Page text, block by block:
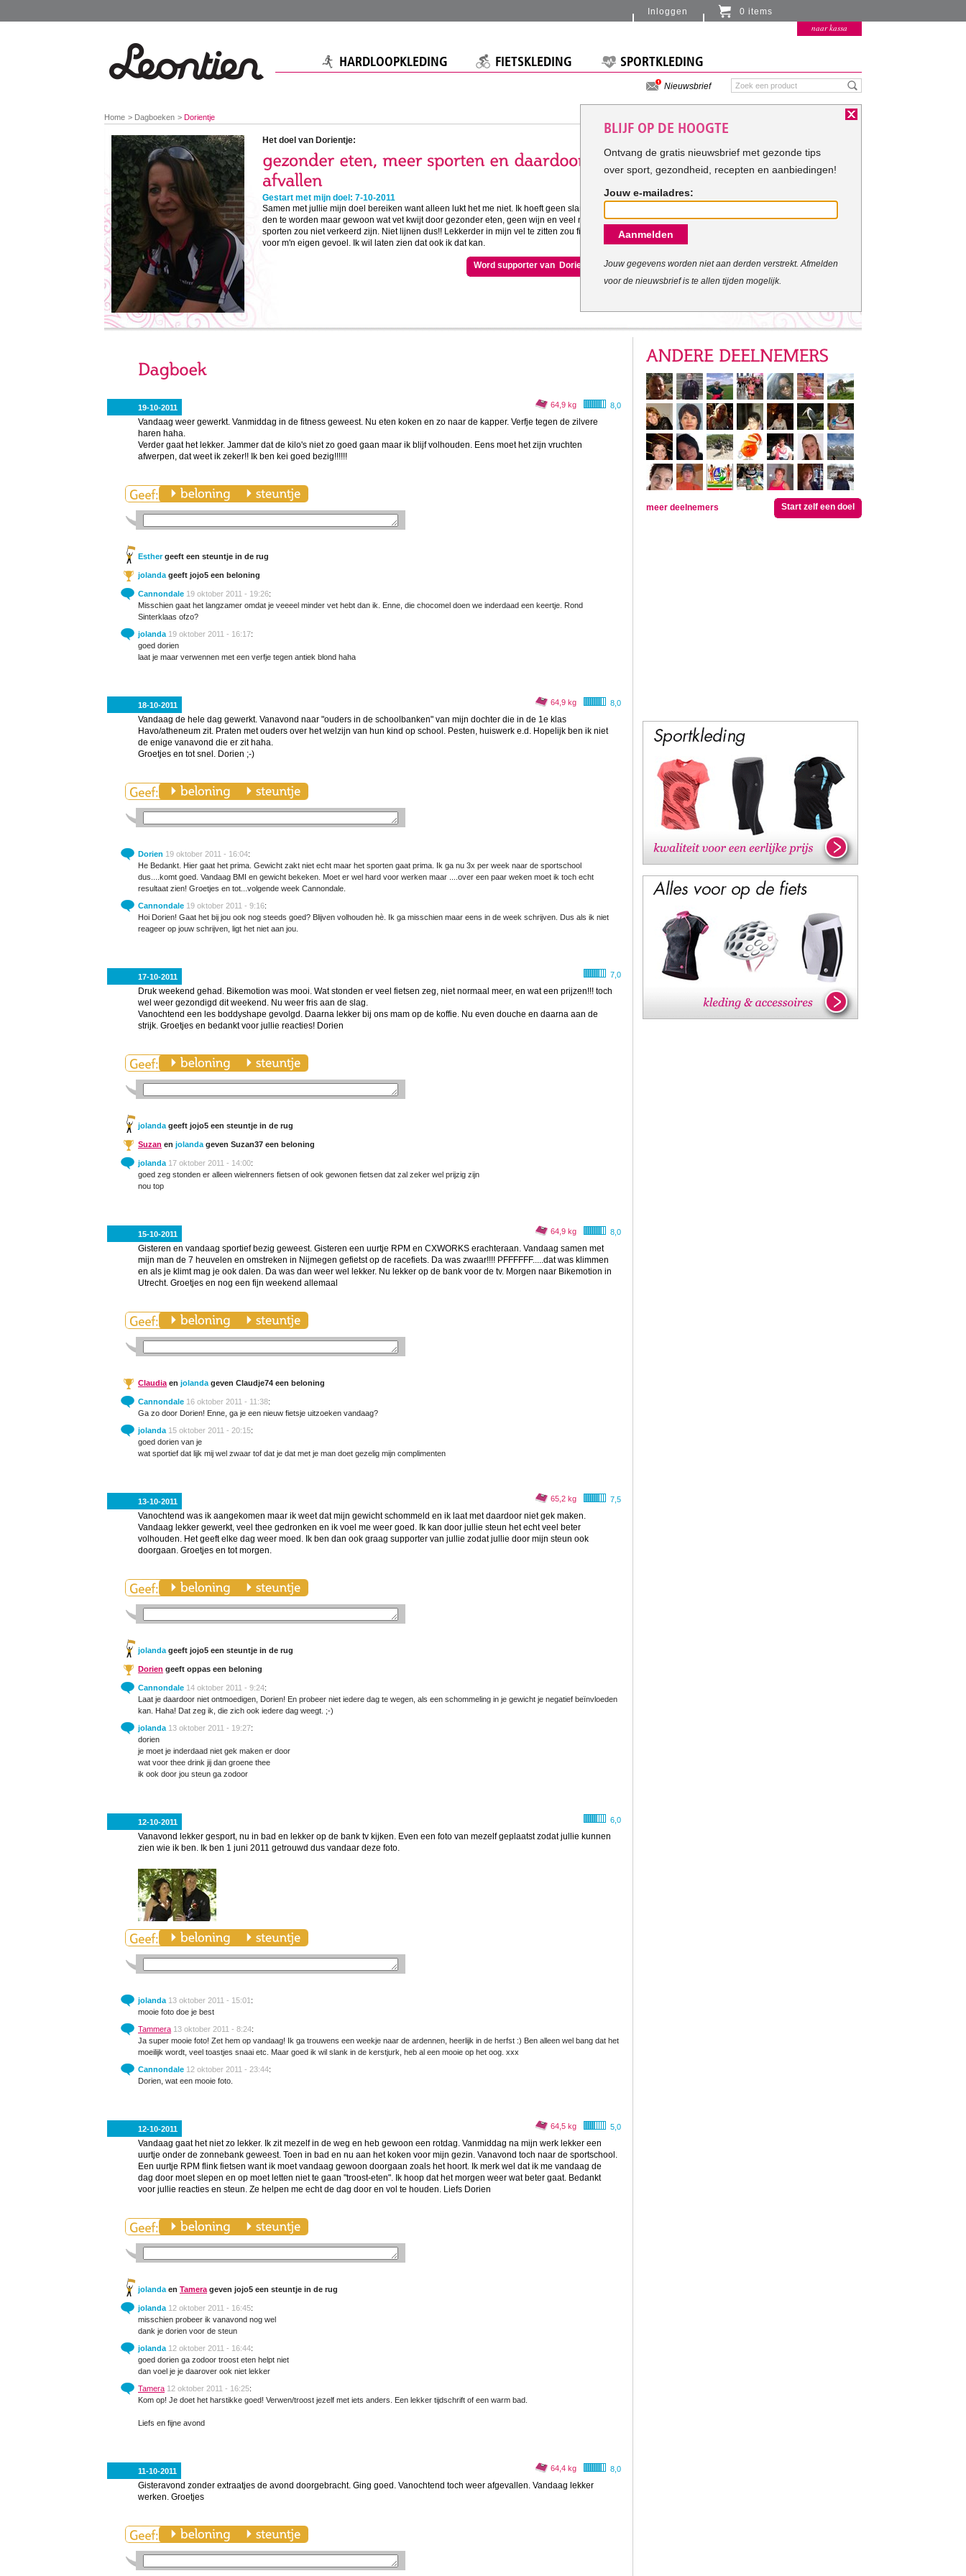
You
are
here:
Home Dagboeken Dorientje
Het doel van Dorientje:
Gestart met mijn doel: 7-10-2011
Samen met jullie mijn doel bereiken want alleen lukt het me niet. Ik hoeft geen slanke
den te worden maar gewoon wat vet kwijt door gezonder eten, geen wijn en veel meer
sporten zou niet verkeerd zijn. Niet lijnen dus!! Lekkerder in mijn vel te zitten zou fijn zijn
voor m'n eigen gevoel. Ik wil laten zien dat ook ik dat kan.
Word supporter van Dorientje
19-10-2011 8,0
64,9 kg
Vandaag weer gewerkt. Vanmiddag in de fitness geweest. Nu eten koken en zo naar de kapper. Verfje tegen de zilvere
haren haha.
Verder gaat het lekker. Jammer dat de kilo's niet zo goed gaan maar ik blijf volhouden. Eens moet het zijn vruchten
afwerpen, dat weet ik zeker!! Ik ben kei goed bezig!!!!!!
Esthergeeft een steuntje in de rug
jolanda geeft jojo5 een beloning
Cannondale 19 oktober 2011 - 19:26:
Misschien gaat het langzamer omdat je veeeel minder vet hebt dan ik. Enne, die chocomel doen we inderdaad een keertje. Rond
Sinterklaas ofzo?
jolanda 19 oktober 2011 - 16:17:
goed dorien
laat je maar verwennen met een verfje tegen antiek blond haha
18-10-2011 8,0
64,9 kg
Vandaag de hele dag gewerkt. Vanavond naar "ouders in de schoolbanken" van mijn dochter die in de 1e klas
Havo/atheneum zit. Praten met ouders over het welzijn van hun kind op school. Pesten, huiswerk e.d. Hopelijk ben ik niet
de enige vanavond die er zit haha.
Groetjes en tot snel. Dorien ;-)
Dorien 19 oktober 2011 - 16:04:
He Bedankt. Hier gaat het prima. Gewicht zakt niet echt maar het sporten gaat prima. Ik ga nu 3x per week naar de sportschool
dus....komt goed. Vandaag BMI en gewicht bekeken. Moet er wel hard voor werken maar ....over een paar weken moet ik toch echt
resultaat zien! Groetjes en tot...volgende week Cannondale.
Cannondale 19 oktober 2011 - 9:16:
Hoi Dorien! Gaat het bij jou ook nog steeds goed? Blijven volhouden hè. Ik ga misschien maar eens in de week schrijven. Dus als ik niet
reageer op jouw schrijven, ligt het niet aan jou.
17-10-2011 7,0
Druk weekend gehad. Bikemotion was mooi. Wat stonden er veel fietsen zeg, niet normaal meer, en wat een prijzen!!! toch
wel weer gezondigd dit weekend. Nu weer fris aan de slag.
Vanochtend een les boddyshape gevolgd. Daarna lekker bij ons mam op de koffie. Nu even douche en daarna aan de
strijk. Groetjes en bedankt voor jullie reacties! Dorien
jolanda geeft jojo5 een steuntje in de rug
Suzan en jolanda geven Suzan37 een beloning
jolanda 17 oktober 2011 - 14:00:
goed zeg stonden er alleen wielrenners fietsen of ook gewonen fietsen dat zal zeker wel prijzig zijn
nou top
15-10-2011 8,0
64,9 kg
Gisteren en vandaag sportief bezig geweest. Gisteren een uurtje RPM en CXWORKS erachteraan. Vandaag samen met
mijn man de 7 heuvelen en omstreken in Nijmegen gefietst op de racefiets. Da was zwaar!!!! PFFFFFF.....dat was klimmen
en als je klimt mag je ook dalen. Da was dan weer wel lekker. Nu lekker op de bank voor de tv. Morgen naar Bikemotion in
Utrecht. Groetjes en nog een fijn weekend allemaal
Claudia en jolanda geven Claudje74 een beloning
Cannondale 16 oktober 2011 - 11:38:
Ga zo door Dorien! Enne, ga je een nieuw fietsje uitzoeken vandaag?
jolanda 15 oktober 2011 - 20:15:
goed dorien van je
wat sportief dat lijk mij wel zwaar tof dat je dat met je man doet gezelig mijn complimenten
13-10-2011 7,5
65,2 kg
Vanochtend was ik aangekomen maar ik weet dat mijn gewicht schommeld en ik laat met daardoor niet gek maken.
Vandaag lekker gewerkt, veel thee gedronken en ik voel me weer goed. Ik kan door jullie steun het echt veel beter
volhouden. Het geeft elke dag weer moed. Ik ben dan ook graag supporter van jullie zodat jullie door mijn steun ook
doorgaan. Groetjes en tot morgen.
jolanda geeft jojo5 een steuntje in de rug
Dorien geeft oppas een beloning
Cannondale 14 oktober 2011 - 9:24:
Laat je daardoor niet ontmoedigen, Dorien! En probeer niet iedere dag te wegen, als een schommeling in je gewicht je negatief beïnvloeden
kan. Haha! Dat zeg ik, die zich ook iedere dag weegt. ;-)
jolanda 13 oktober 2011 - 19:27:
dorien
je moet je inderdaad niet gek maken er door
wat voor thee drink jij dan groene thee
ik ook door jou steun ga zodoor
12-10-2011 6,0
Vanavond lekker gesport, nu in bad en lekker op de bank tv kijken. Even een foto van mezelf geplaatst zodat jullie kunnen
zien wie ik ben. Ik ben 1 juni 2011 getrouwd dus vandaar deze foto.
jolanda 13 oktober 2011 - 15:01 :
mooie foto doe je best
Tammera 13 oktober 2011 - 8:24:
Ja super mooie foto! Zet hem op vandaag! Ik ga trouwens een weekje naar de ardennen, heerlijk in de herfst :) Ben alleen wel bang dat het
moeilijk wordt, veel toastjes snaai etc. Maar goed ik wil slank in de kerstjurk, heb al een mooie op het oog. xxx
Cannondale 12 oktober 2011 - 23:44:
Dorien, wat een mooie foto.
12-10-2011 5,0
64,5 kg
Vandaag gaat het niet zo lekker. Ik zit mezelf in de weg en heb gewoon een rotdag. Vanmiddag na mijn werk lekker een
uurtje onder de zonnebank geweest. Toen in bad en nu aan het koken voor mijn gezin. Vanavond toch naar de sportschool.
Een uurtje RPM flink fietsen want ik moet vandaag gewoon doorgaan zoals het hoort. Ik merk wel dat ik me vandaag de
dag door moet slepen en op moet letten niet te gaan "troost-eten". Ik hoop dat het morgen weer wat beter gaat. Bedankt
voor jullie reacties en steun. Ze helpen me echt de dag door en vol te houden. Liefs Dorien
jolanda en Tamera geven jojo5 een steuntje in de rug
jolanda 12 oktober 2011 - 16:45:
misschien probeer ik vanavond nog wel
dank je dorien voor de steun
jolanda 12 oktober 2011 - 16:44:
goed dorien ga zodoor troost eten helpt niet
dan voel je je daarover ook niet lekker
Tamera 12 oktober 2011 - 16:25:
Kom op! Je doet het harstikke goed! Verwen/troost jezelf met iets anders. Een lekker tijdschrift of een warm bad.
Liefs en fijne avond
11-10-2011 8,0
64,4 kg
Gisteravond zonder extraatjes de avond doorgebracht. Ging goed. Vanochtend toch weer afgevallen. Vandaag lekker
werken. Groetjes
meer deelnemers Start zelf een doel
HARDLOOPKLEDING FIETSKLEDING SPORTKLEDING
Nieuwsbrief
Inloggen 0 items
Er zitten momenteel geen artikelen in de
naar kassa
BLIJF OP DE HOOGTE
Ontvang de gratis nieuwsbrief met gezonde tips
over sport, gezondheid, recepten en aanbiedingen!
Jouw e-mailadres:
Aanmelden
Jouw gegevens worden niet aan derden verstrekt. Afmelden
voor de nieuwsbrief is te allen tijden mogelijk.